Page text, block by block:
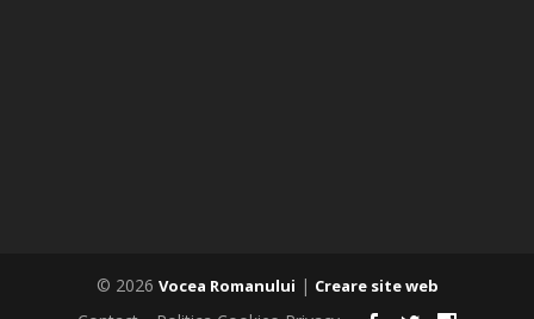
© 2026 Vocea Romanului | Creare site web